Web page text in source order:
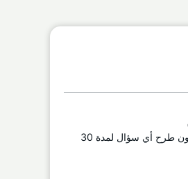
إذا لم يعجبك المنتج، يمكنك إرجاعه إلينا دون طرح أي سؤال لمدة 30